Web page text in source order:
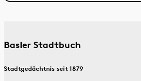
Basler Stadtbuch
Stadtgedächtnis seit 1879